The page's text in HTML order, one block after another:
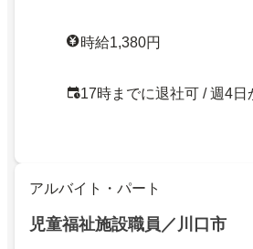
時給1,380円
17時までに退社可 / 週4日
アルバイト・パート
児童福祉施設職員／川口市